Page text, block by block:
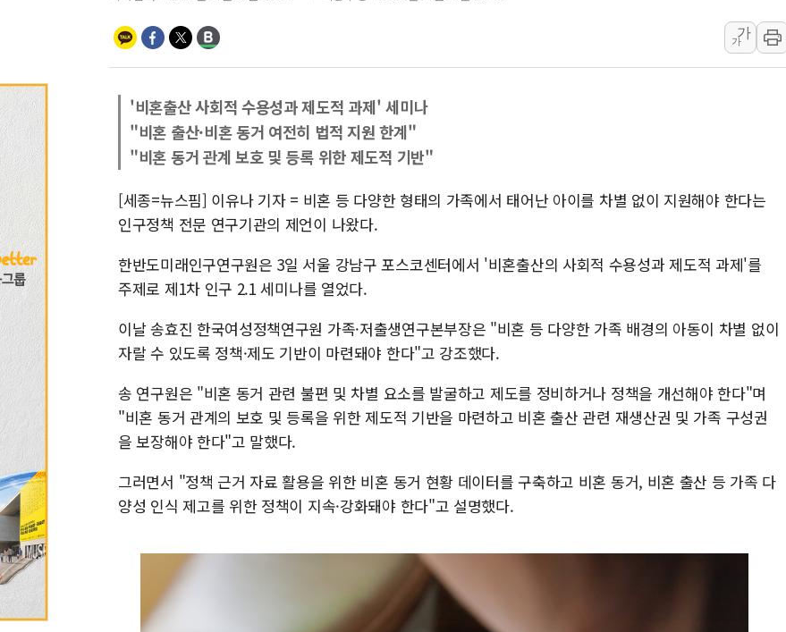
폐기물 수거하다 참변
서울 중랑구 주택가서
李대통령 "결혼 때문에
여수 오동도 인근 해상
추미애, '위안부' 피해자
'화합' 꺼낸 김민석에 '뻔
가
가
'비혼출산 사회적 수용성과 제도적 과제' 세미나
"비혼 출산·비혼 동거 여전히 법적 지원 한계"
"비혼 동거 관계 보호 및 등록 위한 제도적 기반"
[세종=뉴스핌] 이유나 기자 = 비혼 등 다양한 형태의 가족에서 태어난 아이를 차별 없이 지원해야 한다는
인구정책 전문 연구기관의 제언이 나왔다.
한반도미래인구연구원은 3일 서울 강남구 포스코센터에서 '비혼출산의 사회적 수용성과 제도적 과제'를
주제로 제1차 인구 2.1 세미나를 열었다.
이날 송효진 한국여성정책연구원 가족·저출생연구본부장은 "비혼 등 다양한 가족 배경의 아동이 차별 없이
자랄 수 있도록 정책·제도 기반이 마련돼야 한다"고 강조했다.
송 연구원은 "비혼 동거 관련 불편 및 차별 요소를 발굴하고 제도를 정비하거나 정책을 개선해야 한다"며
"비혼 동거 관계의 보호 및 등록을 위한 제도적 기반을 마련하고 비혼 출산 관련 재생산권 및 가족 구성권
을 보장해야 한다"고 말했다.
그러면서 "정책 근거 자료 활용을 위한 비혼 동거 현황 데이터를 구축하고 비혼 동거, 비혼 출산 등 가족 다
양성 인식 제고를 위한 정책이 지속·강화돼야 한다"고 설명했다.